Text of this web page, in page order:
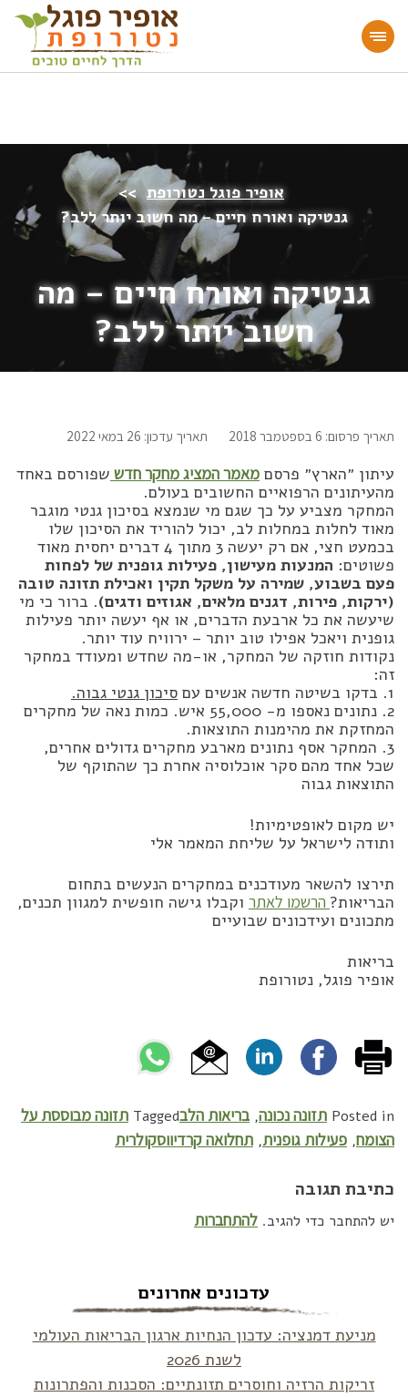
מעוניינים להעמיק או להתחיל דרך חיים בריאה?
הצטרפו לאתר!
אופיר פוגל נטורופת >>
גנטיקה ואורח חיים – מה חשוב יותר ללב?
גנטיקה ואורח חיים – מה
חשוב יותר ללב?
תאריך פרסום: 6 בספטמבר 2018 תאריך עדכון: 26 במאי 2022
עיתון ״הארץ״ פרסם מאמר המציג מחקר חדש שפורסם באחד
מהעיתונים הרפואיים החשובים בעולם.
המחקר מצביע על כך שגם מי שנמצא בסיכון גנטי מוגבר
מאוד לחלות במחלות לב, יכול להוריד את הסיכון שלו
בכמעט חצי, אם רק יעשה 3 מתוך 4 דברים יחסית מאוד
פשוטים: המנעות מעישון, פעילות גופנית של לפחות
פעם בשבוע, שמירה על משקל תקין ואכילת תזונה טובה
(ירקות, פירות, דגנים מלאים, אגוזים ודגים). ברור כי מי
שיעשה את כל ארבעת הדברים, או אף יעשה יותר פעילות
גופנית ויאכל אפילו טוב יותר – ירוויח עוד יותר.
נקודות חוזקה של המחקר, או-מה שחדש ומעודד במחקר
זה:
1. בדקו בשיטה חדשה אנשים עם
סיכון גנטי גבוה.
2. נתונים נאספו מ- 55,000 איש. כמות נאה של מחקרים
המחזקת את מהימנות התוצאות.
3. המחקר אסף נתונים מארבע מחקרים גדולים אחרים,
שכל אחד מהם סקר אוכלוסיה אחרת כך שהתוקף של
התוצאות גבוה
יש מקום לאופטימיות!
ותודה לישראל על שליחת המאמר אלי
תירצו להשאר מעודכנים במחקרים הנעשים בתחום
הבריאות? הרשמו לאתר וקבלו גישה חופשית למגוון תכנים,
מתכונים ועידכונים שבועיים
בריאות
אופיר פוגל, נטורופת
Posted in תזונה נכונה,בריאות הלבTagged תזונה מבוססת על
הצומח, פעילות גופנית, תחלואה קרדיווסקולרית
כתיבת תגובה
יש להתחבר כדי להגיב. להתחברות
עדכונים אחרונים
מניעת דמנציה: עדכון הנחיות ארגון הבריאות העולמי
לשנת 2026
זריקות הרזיה וחוסרים תזונתיים: הסכנות והפתרונות